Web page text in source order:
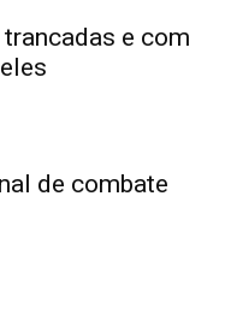
e com
de combate